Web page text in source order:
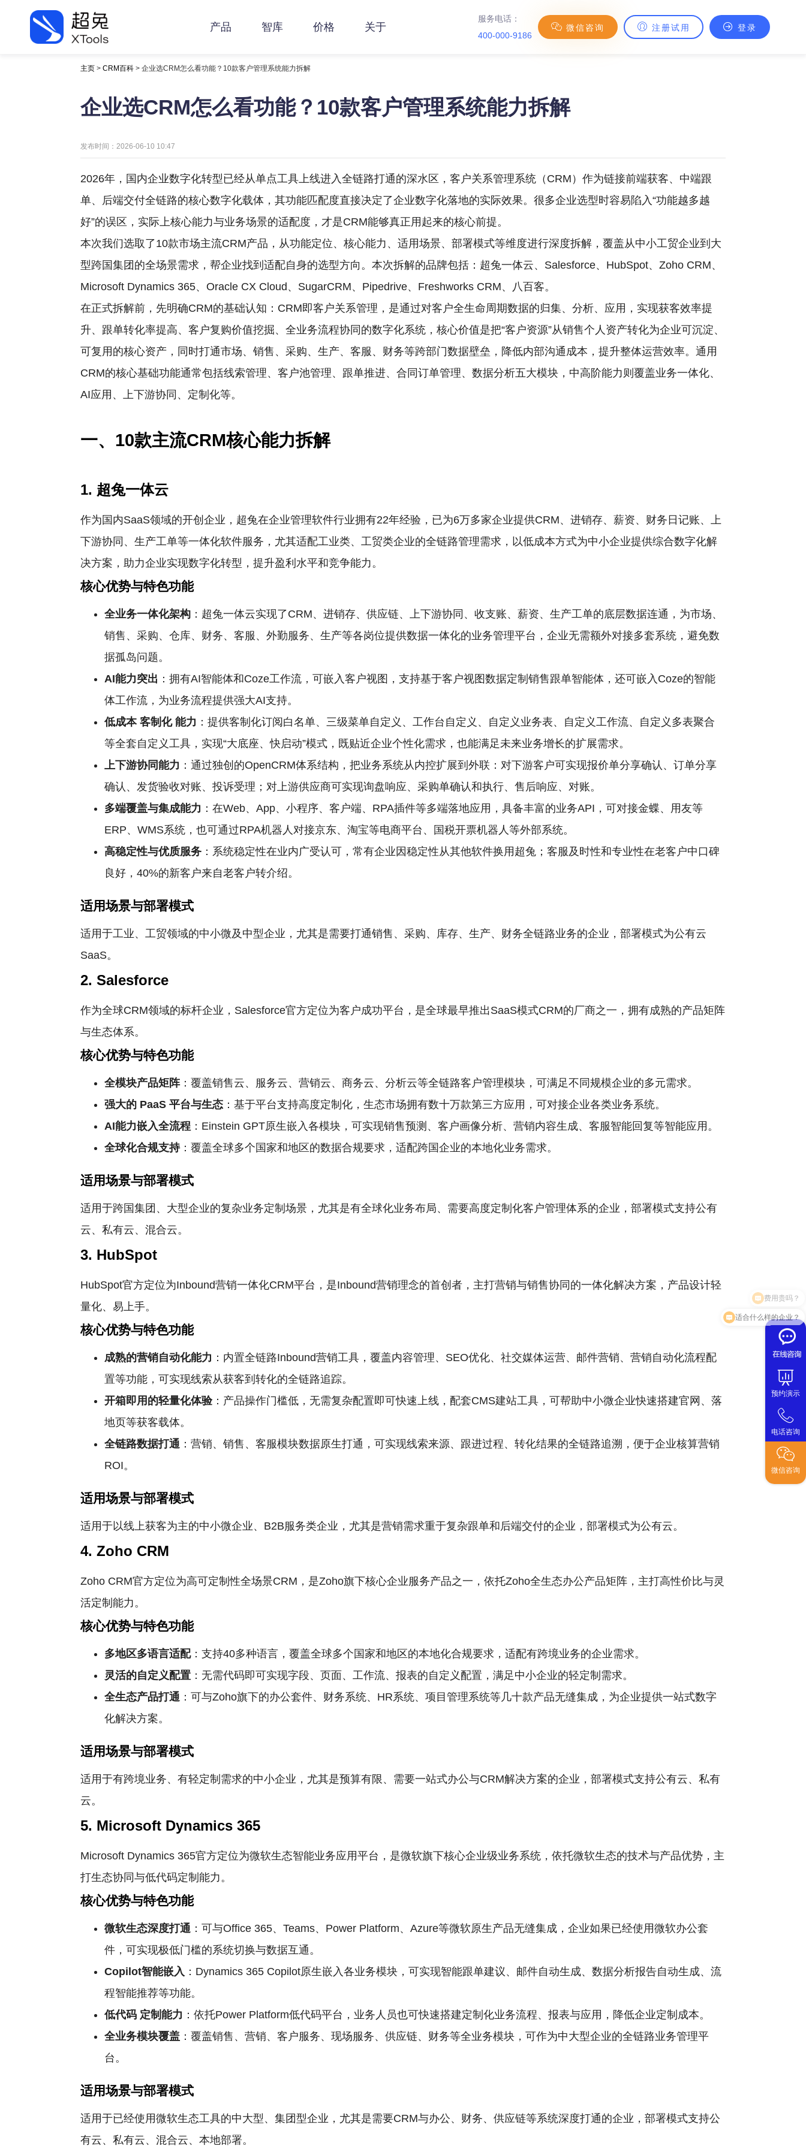
产品 智库 价格 关于
服务电话：
400-000-9186
微信咨询 注册试用 登录
预约演示
电话咨询
微信咨询
主页 >CRM百科 > 企业选CRM怎么看功能？10款客户管理系统能力拆解
企业选CRM怎么看功能？10款客户管理系统能力拆解
发布时间：2026-06-10 10:47
2026年，国内企业数字化转型已经从单点工具上线进入全链路打通的深水区，客户关系管理系统（CRM）作为链接前端获客、中端跟
单、后端交付全链路的核心数字化载体，其功能匹配度直接决定了企业数字化落地的实际效果。很多企业选型时容易陷入“功能越多越
好”的误区，实际上核心能力与业务场景的适配度，才是CRM能够真正用起来的核心前提。
本次我们选取了10款市场主流CRM产品，从功能定位、核心能力、适用场景、部署模式等维度进行深度拆解，覆盖从中小工贸企业到大
型跨国集团的全场景需求，帮企业找到适配自身的选型方向。本次拆解的品牌包括：超兔一体云、Salesforce、HubSpot、Zoho CRM、
Microsoft Dynamics 365、Oracle CX Cloud、SugarCRM、Pipedrive、Freshworks CRM、八百客。
在正式拆解前，先明确CRM的基础认知：CRM即客户关系管理，是通过对客户全生命周期数据的归集、分析、应用，实现获客效率提
升、跟单转化率提高、客户复购价值挖掘、全业务流程协同的数字化系统，核心价值是把“客户资源”从销售个人资产转化为企业可沉淀、
可复用的核心资产，同时打通市场、销售、采购、生产、客服、财务等跨部门数据壁垒，降低内部沟通成本，提升整体运营效率。通用
CRM的核心基础功能通常包括线索管理、客户池管理、跟单推进、合同订单管理、数据分析五大模块，中高阶能力则覆盖业务一体化、
AI应用、上下游协同、定制化等。
一、10款主流CRM核心能力拆解
1. 超兔一体云
作为国内SaaS领域的开创企业，超兔在企业管理软件行业拥有22年经验，已为6万多家企业提供CRM、进销存、薪资、财务日记账、上
下游协同、生产工单等一体化软件服务，尤其适配工业类、工贸类企业的全链路管理需求，以低成本方式为中小企业提供综合数字化解
决方案，助力企业实现数字化转型，提升盈利水平和竞争能力。
核心优势与特色功能
全业务一体化架构 ：超兔一体云实现了CRM、进销存、供应链、上下游协同、收支账、薪资、生产工单的底层数据连通，为市场、
销售、采购、仓库、财务、客服、外勤服务、生产等各岗位提供数据一体化的业务管理平台，企业无需额外对接多套系统，避免数
据孤岛问题。
AI能力突出 ：拥有AI智能体和Coze工作流，可嵌入客户视图，支持基于客户视图数据定制销售跟单智能体，还可嵌入Coze的智能
体工作流，为业务流程提供强大AI支持。
低成本 客制化 能力 ：提供客制化订阅白名单、三级菜单自定义、工作台自定义、自定义业务表、自定义工作流、自定义多表聚合
等全套自定义工具，实现“大底座、快启动”模式，既贴近企业个性化需求，也能满足未来业务增长的扩展需求。
上下游协同能力 ：通过独创的OpenCRM体系结构，把业务系统从内控扩展到外联：对下游客户可实现报价单分享确认、订单分享
确认、发货验收对账、投诉受理；对上游供应商可实现询盘响应、采购单确认和执行、售后响应、对账。
多端覆盖与集成能力 ：在Web、App、小程序、客户端、RPA插件等多端落地应用，具备丰富的业务API，可对接金蝶、用友等
ERP、WMS系统，也可通过RPA机器人对接京东、淘宝等电商平台、国税开票机器人等外部系统。
高稳定性与优质服务 ：系统稳定性在业内广受认可，常有企业因稳定性从其他软件换用超兔；客服及时性和专业性在老客户中口碑
良好，40%的新客户来自老客户转介绍。
适用场景与部署模式
适用于工业、工贸领域的中小微及中型企业，尤其是需要打通销售、采购、库存、生产、财务全链路业务的企业，部署模式为公有云
SaaS。
2. Salesforce
作为全球CRM领域的标杆企业，Salesforce官方定位为客户成功平台，是全球最早推出SaaS模式CRM的厂商之一，拥有成熟的产品矩阵
与生态体系。
核心优势与特色功能
全模块产品矩阵：覆盖销售云、服务云、营销云、商务云、分析云等全链路客户管理模块，可满足不同规模企业的多元需求。
强大的 PaaS 平台与生态 ：基于平台支持高度定制化，生态市场拥有数十万款第三方应用，可对接企业各类业务系统。
AI能力嵌入全流程 ：Einstein GPT原生嵌入各模块，可实现销售预测、客户画像分析、营销内容生成、客服智能回复等智能应用。
全球化合规支持：覆盖全球多个国家和地区的数据合规要求，适配跨国企业的本地化业务需求。
适用场景与部署模式
适用于跨国集团、大型企业的复杂业务定制场景，尤其是有全球化业务布局、需要高度定制化客户管理体系的企业，部署模式支持公有
云、私有云、混合云。
3. HubSpot
HubSpot官方定位为Inbound营销一体化CRM平台，是Inbound营销理念的首创者，主打营销与销售协同的一体化解决方案，产品设计轻
量化、易上手。
核心优势与特色功能
成熟的营销自动化能力 ：内置全链路Inbound营销工具，覆盖内容管理、SEO优化、社交媒体运营、邮件营销、营销自动化流程配
置等功能，可实现线索从获客到转化的全链路追踪。
开箱即用的轻量化体验：产品操作门槛低，无需复杂配置即可快速上线，配套CMS建站工具，可帮助中小微企业快速搭建官网、落
地页等获客载体。
全链路数据打通 ：营销、销售、客服模块数据原生打通，可实现线索来源、跟进过程、转化结果的全链路追溯，便于企业核算营销
ROI。
适用场景与部署模式
适用于以线上获客为主的中小微企业、B2B服务类企业，尤其是营销需求重于复杂跟单和后端交付的企业，部署模式为公有云。
4. Zoho CRM
Zoho CRM官方定位为高可定制性全场景CRM，是Zoho旗下核心企业服务产品之一，依托Zoho全生态办公产品矩阵，主打高性价比与灵
活定制能力。
核心优势与特色功能
多地区多语言适配：支持40多种语言，覆盖全球多个国家和地区的本地化合规要求，适配有跨境业务的企业需求。
灵活的自定义配置 ：无需代码即可实现字段、页面、工作流、报表的自定义配置，满足中小企业的轻定制需求。
全生态产品打通 ：可与Zoho旗下的办公套件、财务系统、HR系统、项目管理系统等几十款产品无缝集成，为企业提供一站式数字
化解决方案。
适用场景与部署模式
适用于有跨境业务、有轻定制需求的中小企业，尤其是预算有限、需要一站式办公与CRM解决方案的企业，部署模式支持公有云、私有
云。
5. Microsoft Dynamics 365
Microsoft Dynamics 365官方定位为微软生态智能业务应用平台，是微软旗下核心企业级业务系统，依托微软生态的技术与产品优势，主
打生态协同与低代码定制能力。
核心优势与特色功能
微软生态深度打通 ：可与Office 365、Teams、Power Platform、Azure等微软原生产品无缝集成，企业如果已经使用微软办公套
件，可实现极低门槛的系统切换与数据互通。
Copilot智能嵌入 ：Dynamics 365 Copilot原生嵌入各业务模块，可实现智能跟单建议、邮件自动生成、数据分析报告自动生成、流
程智能推荐等功能。
低代码 定制能力 ：依托Power Platform低代码平台，业务人员也可快速搭建定制化业务流程、报表与应用，降低企业定制成本。
全业务模块覆盖 ：覆盖销售、营销、客户服务、现场服务、供应链、财务等全业务模块，可作为中大型企业的全链路业务管理平
台。
适用场景与部署模式
适用于已经使用微软生态工具的中大型、集团型企业，尤其是需要CRM与办公、财务、供应链等系统深度打通的企业，部署模式支持公
有云、私有云、混合云、本地部署。
适合什么样的企业？